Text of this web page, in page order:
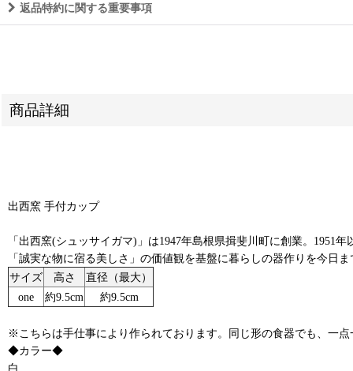
返品特約に関する重要事項
商品詳細
出西窯 手付カップ
「出西窯(シュッサイガマ)」は1947年島根県揖斐川町に創業。1951
「誠実な物に宿る美しさ」の価値観を基盤に暮らしの器作りを今日
サイズ
高さ
直径（最大）
one
約9.5cm 約9.5cm
※こちらは手仕事により作られております。同じ形の食器でも、一
◆カラー◆
白